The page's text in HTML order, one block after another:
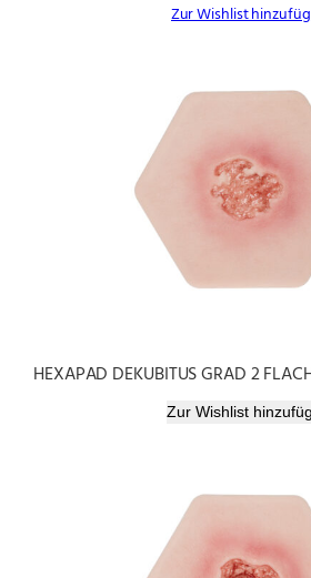
Zur Wishlist
HEXAPAD DEKUBITUS GRAD 2
Zur Wishlist